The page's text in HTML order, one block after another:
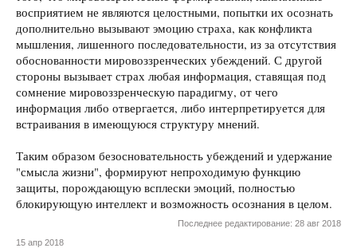
восприятием не являются целостными, попытки их осознать
дополнительно вызывают эмоцию страха, как конфликта
мышления, лишенного последовательности, из за отсутствия
обоснованности мировоззренческих убеждений. С другой
стороны вызывает страх любая информация, ставящая под
сомнение мировоззренческую парадигму, от чего
информация либо отвергается, либо интерпретируется для
встраивания в имеющуюся структуру мнений.
Таким образом безосновательность убеждений и удержание
"смысла жизни", формируют непроходимую функцию
защиты, порождающую всплески эмоций, полностью
блокирующую интеллект и возможность осознания в целом.
Последнее редактирование: 28 авг 2018
15 апр 2018